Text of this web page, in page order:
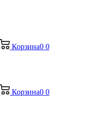
Корзина0 0
Корзина0 0